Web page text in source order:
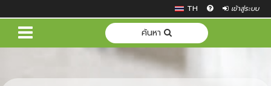
TH เข้าสู่ระบบ
ค้นหา